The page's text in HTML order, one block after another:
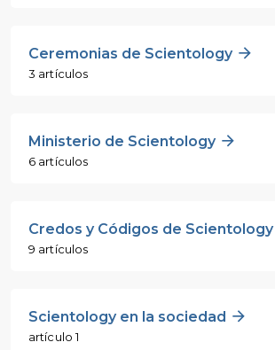
Ceremonias de Scientology
3 artículos
Ministerio de Scientology
6 artículos
Credos y Códigos de Scientology
9 artículos
Scientology en la sociedad
artículo 1